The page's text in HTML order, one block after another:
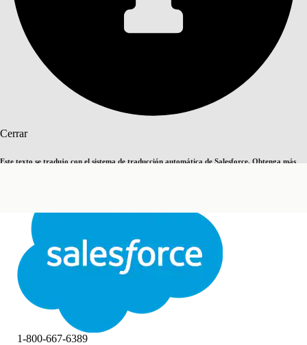
Cerrar
Este texto se tradujo con el sistema de traducción automática de Salesforce. Obtenga más
Cerrar Cerrar
Índice de materias
Buscar
1-800-667-6389